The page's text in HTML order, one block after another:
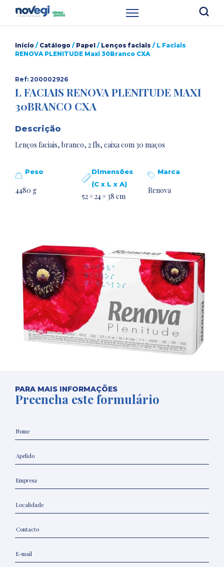
Início / Catálogo / Papel / Lenços faciais / L Faciais
RENOVA PLENITUDE Maxi 30Branco CXA
Ref: 200002926
L FACIAIS RENOVA PLENITUDE MAXI
30BRANCO CXA
Descrição
Lenços faciais, branco, 2 fls, caixa com 30 maços
Peso
4480 g
Dimensões
(C x L x A)
52 × 24 × 38 cm
Marca
Renova
PARA MAIS INFORMAÇÕES
Preencha este formulário